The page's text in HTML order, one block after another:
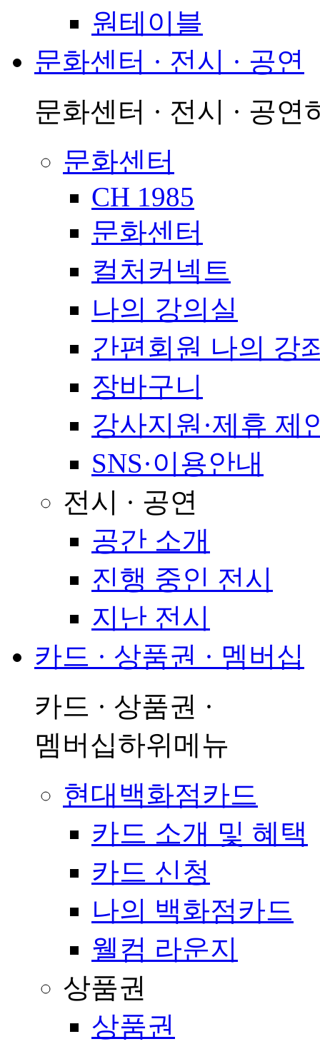
원테이블
문화센터 · 전시 · 공연
문화센터 · 전시 · 공연
문화센터
CH 1985
문화센터
컬처커넥트
나의 강의실
간편회원 나의 강
장바구니
강사지원·제휴 제
SNS·이용안내
전시 · 공연
공간 소개
진행 중인 전시
지난 전시
카드 · 상품권 · 멤버십
카드 · 상품권 ·
멤버십하위메뉴
현대백화점카드
카드 소개 및 혜택
카드 신청
나의 백화점카드
웰컴 라운지
상품권
상품권